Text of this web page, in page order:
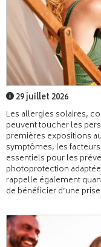
29 juillet 2026
Les allergies solaires,
peuvent toucher les
premières expositions
symptômes, les
essentiels pour les
photoprotection
rappelle également
de bénéficier d’une